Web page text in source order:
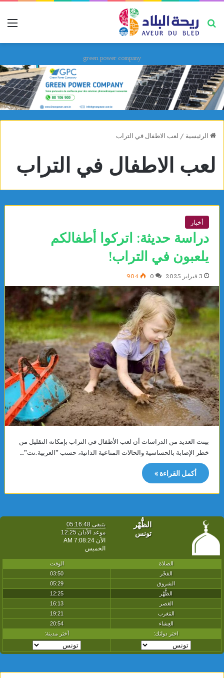
بحث عن
green power company
الرئيسية / لعب الاطفال في التراب
لعب الاطفال في التراب
أخبار
دراسة حديثة: اتركوا أطفالكم
يلعبون في التراب!
3 فبراير 2025 0
904
بينت العديد من الدراسات أن لعب الأطفال في التراب بإمكانه التقليل من
خطر الإصابة بالحساسية والحالات المناعية الذاتية، حسب ”العربية.نت”…
أكمل القراءة »